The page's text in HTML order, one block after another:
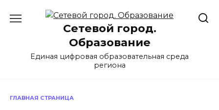
Сетевой город.
Образование
Единая цифровая образовательная среда
региона
ГЛАВНАЯ СТРАНИЦА